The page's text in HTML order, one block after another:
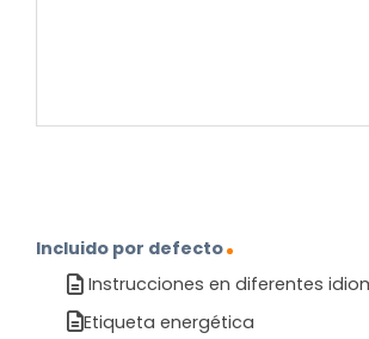
Incluido por defecto
Instrucciones en diferentes
Etiqueta energética